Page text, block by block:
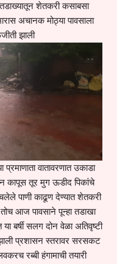
तडाख्यातून शेतकरी कसाबसा
अचानक मोठ्या पावसाला
झाली
वातावरणात उकाडा
कापूस तूर मुग ऊडीद पिकांचे
पाणी काढूण देण्यात शेतकरी
आज पावसाने पून्हा तडाखा
बर्षी सलग दोन वेळा अतिवृष्टी
प्रशासन स्तरावर सरसकट
रब्बी हंगामाची तयारी